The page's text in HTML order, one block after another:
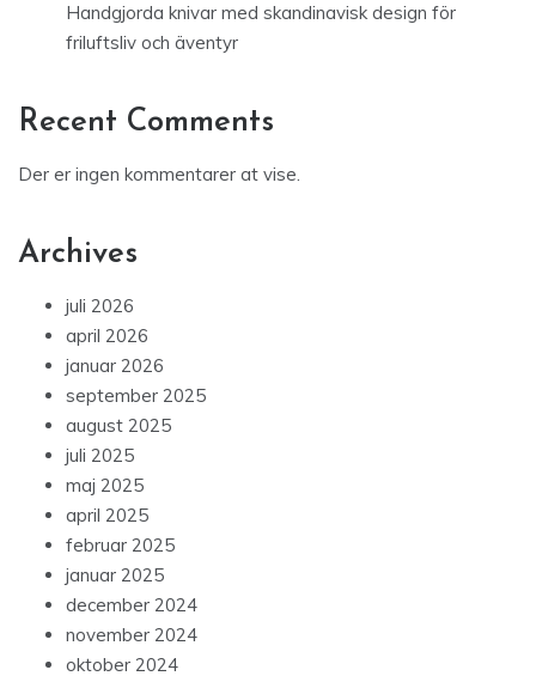
Handgjorda knivar med skandinavisk design för
friluftsliv och äventyr
Recent Comments
Der er ingen kommentarer at vise.
Archives
juli 2026
april 2026
januar 2026
september 2025
august 2025
juli 2025
maj 2025
april 2025
februar 2025
januar 2025
december 2024
november 2024
oktober 2024